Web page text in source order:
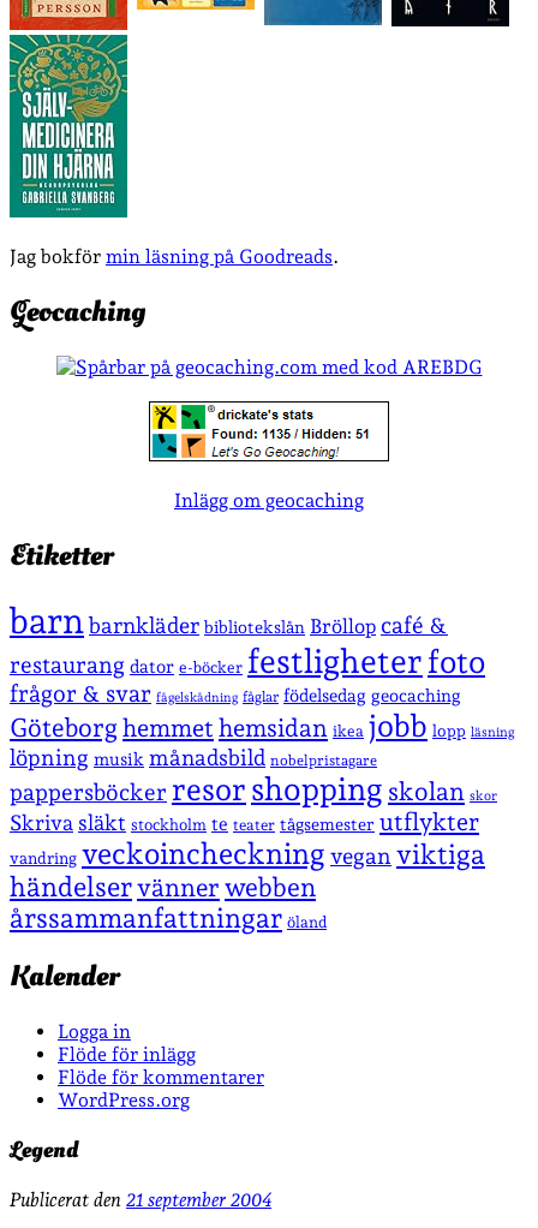
Jag bokför min läsning på Goodreads.
Geocaching
Inlägg om geocaching
Etiketter
barnbarnkläder bibliotekslån Bröllop café &
restaurang dator e-böcker festligheterfoto
frågor & svar fågelskådning fåglar födelsedag geocaching
Göteborghemmet hemsidan ikea jobb lopp läsning
löpning musik månadsbild nobelpristagare
pappersböcker resor shopping skolan skor
Skriva släkt stockholm te teater tågsemester utflykter
vandring veckoincheckning vegan viktiga
händelservänner webben
årssammanfattningar öland
Kalender
Logga in
Flöde för inlägg
Flöde för kommentarer
WordPress.org
Legend
Publicerat den 21 september 2004